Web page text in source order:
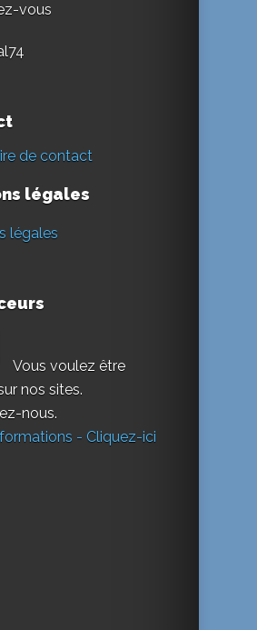
vous
de contact
légales
légales
Vous voulez être
nos sites.
nous.
- Cliquez-ici